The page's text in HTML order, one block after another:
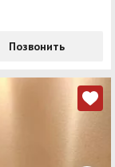
Позвонить